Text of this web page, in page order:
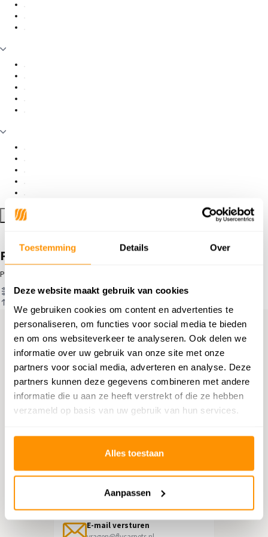
Toestemming Details Over
Deze website maakt gebruik van cookies
We gebruiken cookies om content en advertenties te
personaliseren, om functies voor social media te bieden
en om ons websiteverkeer te analyseren. Ook delen we
informatie over uw gebruik van onze site met onze
partners voor social media, adverteren en analyse. Deze
partners kunnen deze gegevens combineren met andere
informatie die u aan ze heeft verstrekt of die ze hebben
verzameld op basis van uw gebruik van hun services.
Alles toestaan
Aanpassen
Filter toepassen
Producten getagd met Deva
Producten
Filter
Hulp nodig?
Neem contact op met onze
klantenservice
Informatie over het terugsturen
Chat direct
E-mail versturen